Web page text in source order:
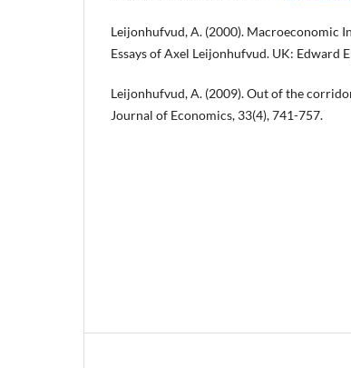
Leijonhufvud, A. (2000). Macroeconomic
Essays of Axel Leijonhufvud. UK: Edward
Leijonhufvud, A. (2009). Out of the
Journal of Economics, 33(4), 741-757.